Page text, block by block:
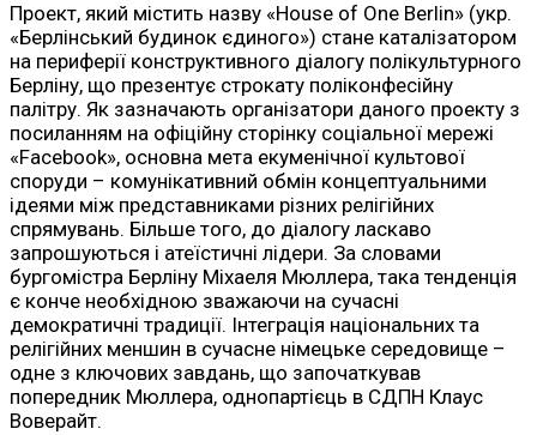
Проект, який містить назву «House of One Berlin» (укр.
«Берлінський будинок єдиного») стане каталізатором
на периферії конструктивного діалогу полікультурного
Берліну, що презентує строкату поліконфесійну
палітру. Як зазначають організатори даного проекту з
посиланням на офіційну сторінку соціальної мережі
«Facebook», основна мета екуменічної культової
споруди – комунікативний обмін концептуальними
ідеями між представниками різних релігійних
спрямувань. Більше того, до діалогу ласкаво
запрошуються і атеїстичні лідери. За словами
бургомістра Берліну Міхаеля Мюллера, така тенденція
є конче необхідною зважаючи на сучасні
демократичні традиції. Інтеграція національних та
релігійних меншин в сучасне німецьке середовище –
одне з ключових завдань, що започаткував
попередник Мюллера, однопартієць в СДПН Клаус
Воверайт.